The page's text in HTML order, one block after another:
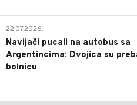
22.07.2026.
Navijači pucali na autobus sa
Argentincima: Dvojica su
bolnicu